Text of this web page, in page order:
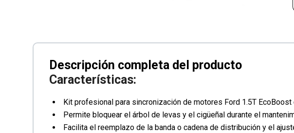
Características:
Kit profesional para sincronización de motores Ford 1.5T EcoBoost
Permite bloquear el árbol de levas y el cigüeñal durante el
Facilita el reemplazo de la banda o cadena de distribución y el